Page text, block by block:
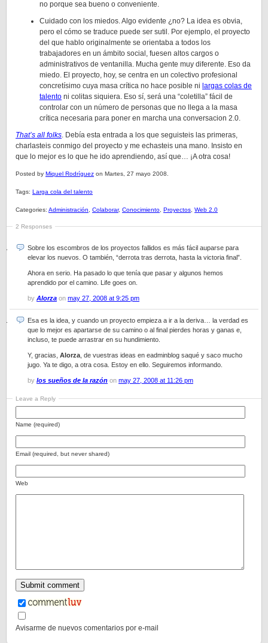
no porque sea bueno o conveniente.
Cuidado con los miedos. Algo evidente ¿no? La idea es obvia,
pero el cómo se traduce puede ser sutil. Por ejemplo, el proyecto
del que hablo originalmente se orientaba a todos los
trabajadores en un ámbito social, fuesen altos cargos o
administrativos de ventanilla. Mucha gente muy diferente. Eso da
miedo. El proyecto, hoy, se centra en un colectivo profesional
concretísimo cuya masa crítica no hace posible ni largas colas de
talento ni colitas siquiera. Eso sí, será una “coletilla” fácil de
controlar con un número de personas que no llega a la masa
crítica necesaria para poner en marcha una conversacion 2.0.
That’s all folks. Debía esta entrada a los que seguisteis las primeras,
charlasteis conmigo del proyecto y me echasteis una mano. Insisto en
que lo mejor es lo que he ido aprendiendo, así que… ¡A otra cosa!
Posted by Miquel Rodríguez on Martes, 27 mayo 2008.
Tags: Larga cola del talento
Categories: Administración Colaborar, Conocimiento Proyectos Web 2.0
2 Responses
Sobre los escombros de los proyectos fallidos es más fácil auparse para
elevar los nuevos. O también, “derrota tras derrota, hasta la victoria final”.
Ahora en serio. Ha pasado lo que tenía que pasar y algunos hemos
aprendido por el camino. Life goes on.
by Alorza on may 27, 2008 at 9:25 pm
Esa es la idea, y cuando un proyecto empieza a ir a la deriva… la verdad es
que lo mejor es apartarse de su camino o al final pierdes horas y ganas e,
incluso, te puede arrastrar en su hundimiento.
Y, gracias, Alorza , de vuestras ideas en eadminblog saqué y saco mucho
jugo. Ya te digo, a otra cosa. Estoy en ello. Seguiremos informando.
by los sueños de la razón on may 27, 2008 at 11:26 pm
Leave a Reply
Name (required)
Email (required, but never shared)
Web
Avisarme de nuevos comentarios por e-mail